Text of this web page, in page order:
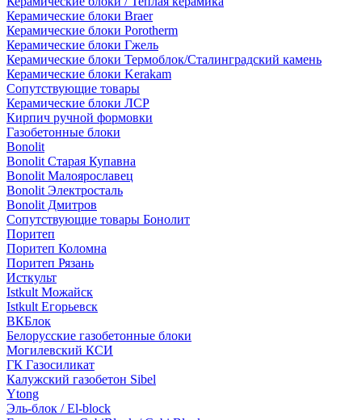
Керамические блоки Braer
Керамические блоки Porotherm
Керамические блоки Гжель
Керамические блоки Термоблок/Сталинградский камень
Керамические блоки Kerakam
Сопутствующие товары
Керамические блоки ЛСР
Кирпич ручной формовки
Газобетонные блоки
Bonolit
Bonolit Старая Купавна
Bonolit Малоярославец
Bonolit Электросталь
Bonolit Дмитров
Сопутствующие товары Бонолит
Поритеп
Поритеп Коломна
Поритеп Рязань
Исткульт
Istkult Можайск
Istkult Егорьевск
ВКБлок
Белорусские газобетонные блоки
Могилевский КСИ
ГК Газосиликат
Калужский газобетон Sibel
Ytong
Эль-блок / El-block